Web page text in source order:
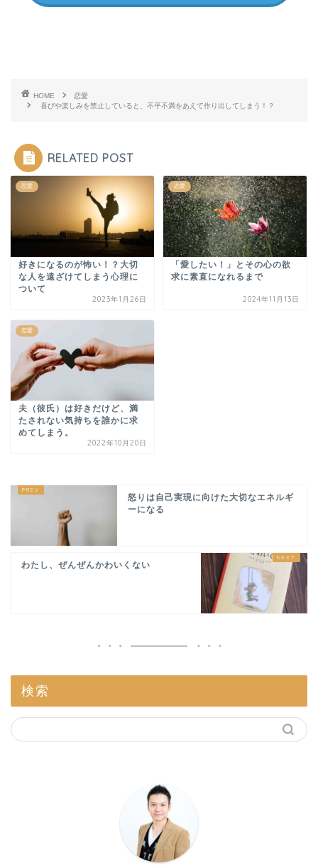
HOME
恋愛
喜びや楽しみを禁止していると、不平不満をあえて作り出してしまう！？
RELATED POST
恋愛
好きになるのが怖い！？大切
な人を遠ざけてしまう心理に
ついて
2023年1月26日
恋愛
「愛したい！」とその心の欲
求に素直になれるまで
2024年11月13日
恋愛
夫（彼氏）は好きだけど、満
たされない気持ちを誰かに求
めてしまう。
2022年10月20日
怒りは自己実現に向けた大切なエネルギ
ーになる
わたし、ぜんぜんかわいくない
検索